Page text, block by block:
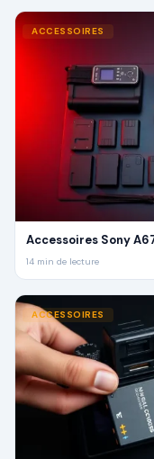
ACCESSOIRES
Accessoires Sony
14 min de lecture
ACCESSOIRES